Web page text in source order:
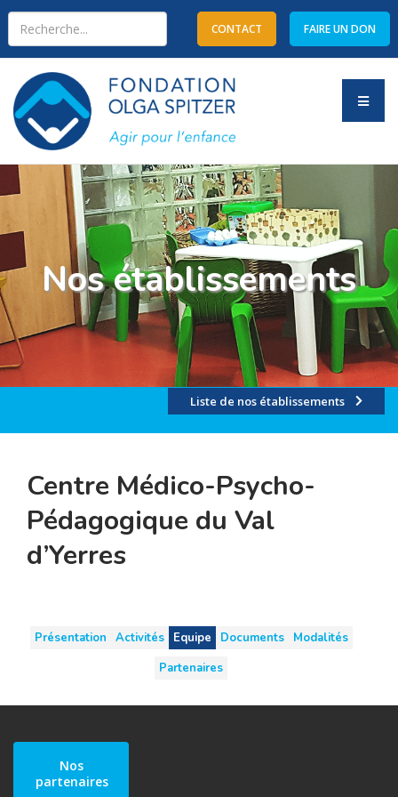
Type 2 or more characters
for results.
CONTACT FAIRE UN DON
Nos établissements
Liste de nos établissements
Centre Médico-Psycho-
Pédagogique du Val
d’Yerres
Présentation Activités Equipe Documents
Modalités
Partenaires
Nos
partenaires